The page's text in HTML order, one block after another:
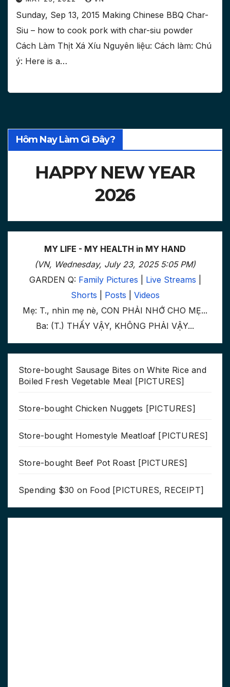
Sunday, Sep 13, 2015 Making Chinese BBQ Char-
Siu – how to cook pork with char-siu powder
Cách Làm Thịt Xá Xíu Nguyên liệu: Cách làm: Chú
ý: Here is a…
Hôm Nay Làm Gì Đây?
HAPPY NEW YEAR
2026
MY LIFE - MY HEALTH in MY HAND
(VN, Wednesday, July 23, 2025 5:05 PM)
GARDEN Q: Family Pictures Live Streams
Shorts
Posts
Videos
Mẹ: T., nhìn mẹ nè, CON PHẢI NHỚ CHO MẸ...
Ba: (T.) THẤY VẬY, KHÔNG PHẢI VẬY...
Store-bought Sausage Bites on White Rice and
Boiled Fresh Vegetable Meal [PICTURES]
Store-bought Chicken Nuggets [PICTURES]
Store-bought Homestyle Meatloaf [PICTURES]
Store-bought Beef Pot Roast [PICTURES]
Spending $30 on Food [PICTURES, RECEIPT]